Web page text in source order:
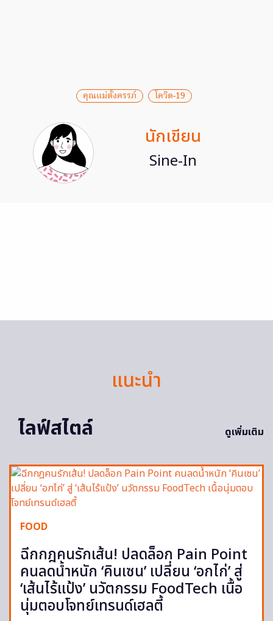
คุณแม่ตั้งครรภ์ โควิด-19
นักเขียน
Sine-In
แนะนำ
ไลฟ์สไตล์
ดูเพิ่มเติม
FOOD
ฉีกกฎคนรักเส้น! ปลดล็อก Pain Point
คนลดน้ำหนัก ‘คินเซน’ เปลี่ยน ‘อกไก่’ สู่
‘เส้นไร้แป้ง’ นวัตกรรม FoodTech เนื้อ
นุ่มตอบโจทย์เทรนด์เฮลตี้